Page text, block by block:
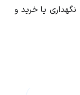
نگهداری یا خرید و